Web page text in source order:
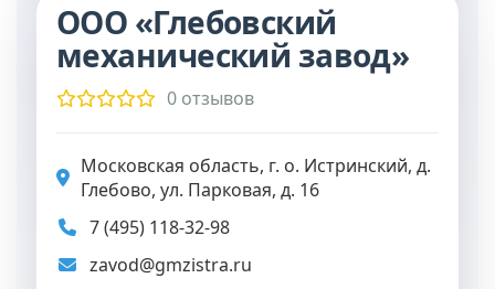
ООО «Глебовский
механический завод»
0 отзывов
Московская область, г. о. Истринский, д.
Глебово, ул. Парковая, д. 16
7 (495) 118-32-98
zavod@gmzistra.ru